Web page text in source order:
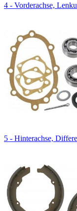
4 - Vorderachse,
5 - Hinterachse,